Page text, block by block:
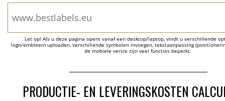
Let op! Als u deze pagina opent vanaf een desktop/laptop, vindt u verschillende
logo/embleem uploaden, verschillende symbolen invoegen, tekstaanpassing
de mobiele versie zijn veel functies beperkt.
PRODUCTIE- EN LEVERINGSKOSTEN